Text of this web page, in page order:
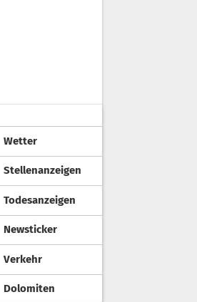
Wetter
Stellenanzeigen
Todesanzeigen
Newsticker
Verkehr
Dolomiten